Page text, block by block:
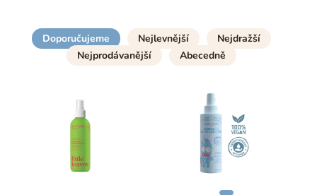
Doporučujeme Nejlevnější
Nejdražší
Nejprodávanější
Abecedně